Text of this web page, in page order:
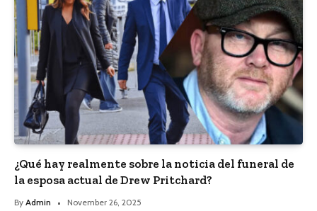
¿Qué hay realmente sobre la noticia del funeral de
la esposa actual de Drew Pritchard?
By Admin November 26, 2025